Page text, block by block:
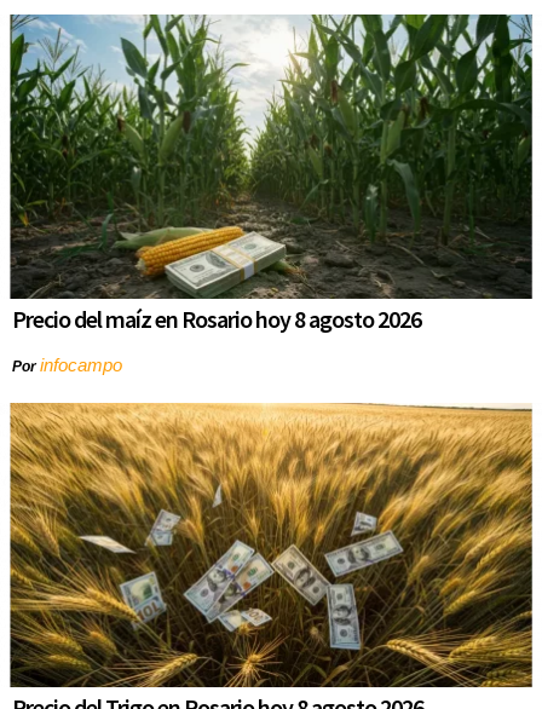
Precio del maíz en Rosario hoy 8 agosto 2026
Porinfocampo